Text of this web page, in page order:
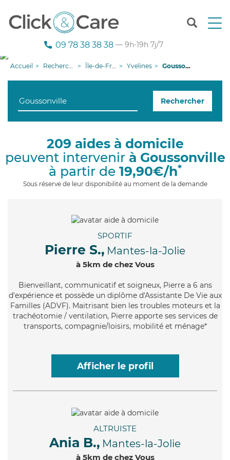
T
n
g
i
09 78 38 38 38 — 9h-19h 7j/7
Accueil Recherche aide à domicile Île-de-France Yvelines Goussonville
Rechercher
209 aides à domicile
peuvent intervenir à Goussonville
à partir de 19,90€/h*
Sous réserve de leur disponibilité au moment de la demande
SPORTIF
Pierre S., Mantes-la-Jolie
à 5km de chez Vous
Bienveillant, communicatif et soigneux, Pierre a 6 ans
d'expérience et possède un diplôme d'Assistante De Vie aux
Familles (ADVF). Maitrisant bien les troubles moteurs et la
trachéotomie / ventilation, Pierre apporte ses services de
transports, compagnie/loisirs, mobilité et ménage*
Afficher le profil
ALTRUISTE
Ania B., Mantes-la-Jolie
à 5km de chez Vous